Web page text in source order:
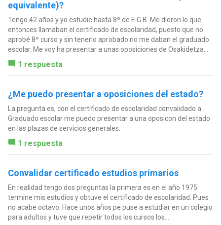
equivalente)?
Tengo 42 años y yo estudie hasta 8º de E.G.B. Me dieron lo que
entonces llamaban el certificado de escolaridad, puesto que no
aprobé 8º curso y sin tenerlo aprobado no me daban el graduado
escolar. Me voy ha presentar a unas oposiciones de Osakidetza...
1 respuesta
¿Me puedo presentar a oposiciones del estado?
La pregunta es, con el certificado de escolaridad convalidado a
Graduado escolar me puedo presentar a una oposicon del estado
en las plazas de servicios generales.
1 respuesta
Convalidar certificado estudios primarios
En realidad tengo dos preguntas la primera es en el año 1975
termine mis estudios y obtuve el certificado de escolaridad. Pues
no acabe octavo. Hace unos años pe puse a estudiar en un colegio
para adultos y tuve que repetir todos los cursos los...